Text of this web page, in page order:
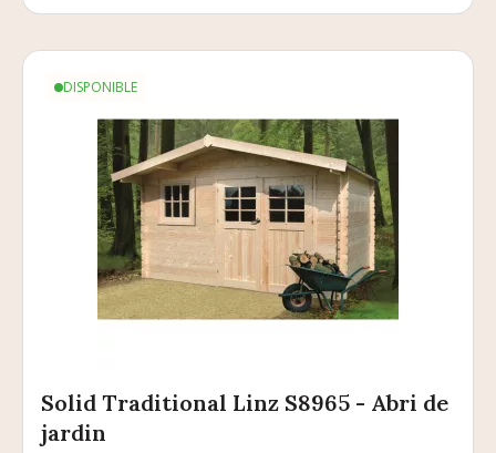
DISPONIBLE
Solid Traditional Linz S8965 - Abri de
jardin